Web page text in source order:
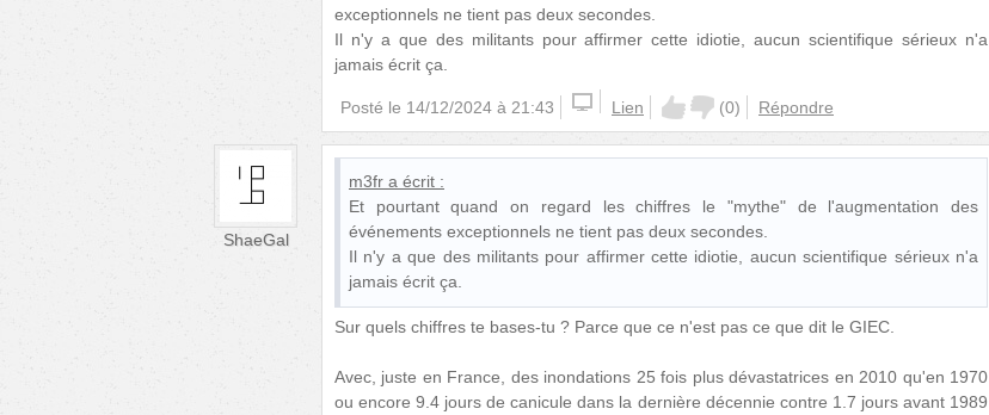
exceptionnels ne tient pas deux secondes.
Il n'y a que des militants pour affirmer cette idiotie, aucun scientifique sérieux n'a
jamais écrit ça.
Posté le 14/12/2024 à 21:43 Lien (0) Répondre
ShaeGal
m3fr a écrit :
Et pourtant quand on regard les chiffres le "mythe" de l'augmentation des
événements exceptionnels ne tient pas deux secondes.
Il n'y a que des militants pour affirmer cette idiotie, aucun scientifique sérieux n'a
jamais écrit ça.
Sur quels chiffres te bases-tu ? Parce que ce n'est pas ce que dit le GIEC.
Avec, juste en France, des inondations 25 fois plus dévastatrices en 2010 qu'en 1970
ou encore 9.4 jours de canicule dans la dernière décennie contre 1.7 jours avant 1989